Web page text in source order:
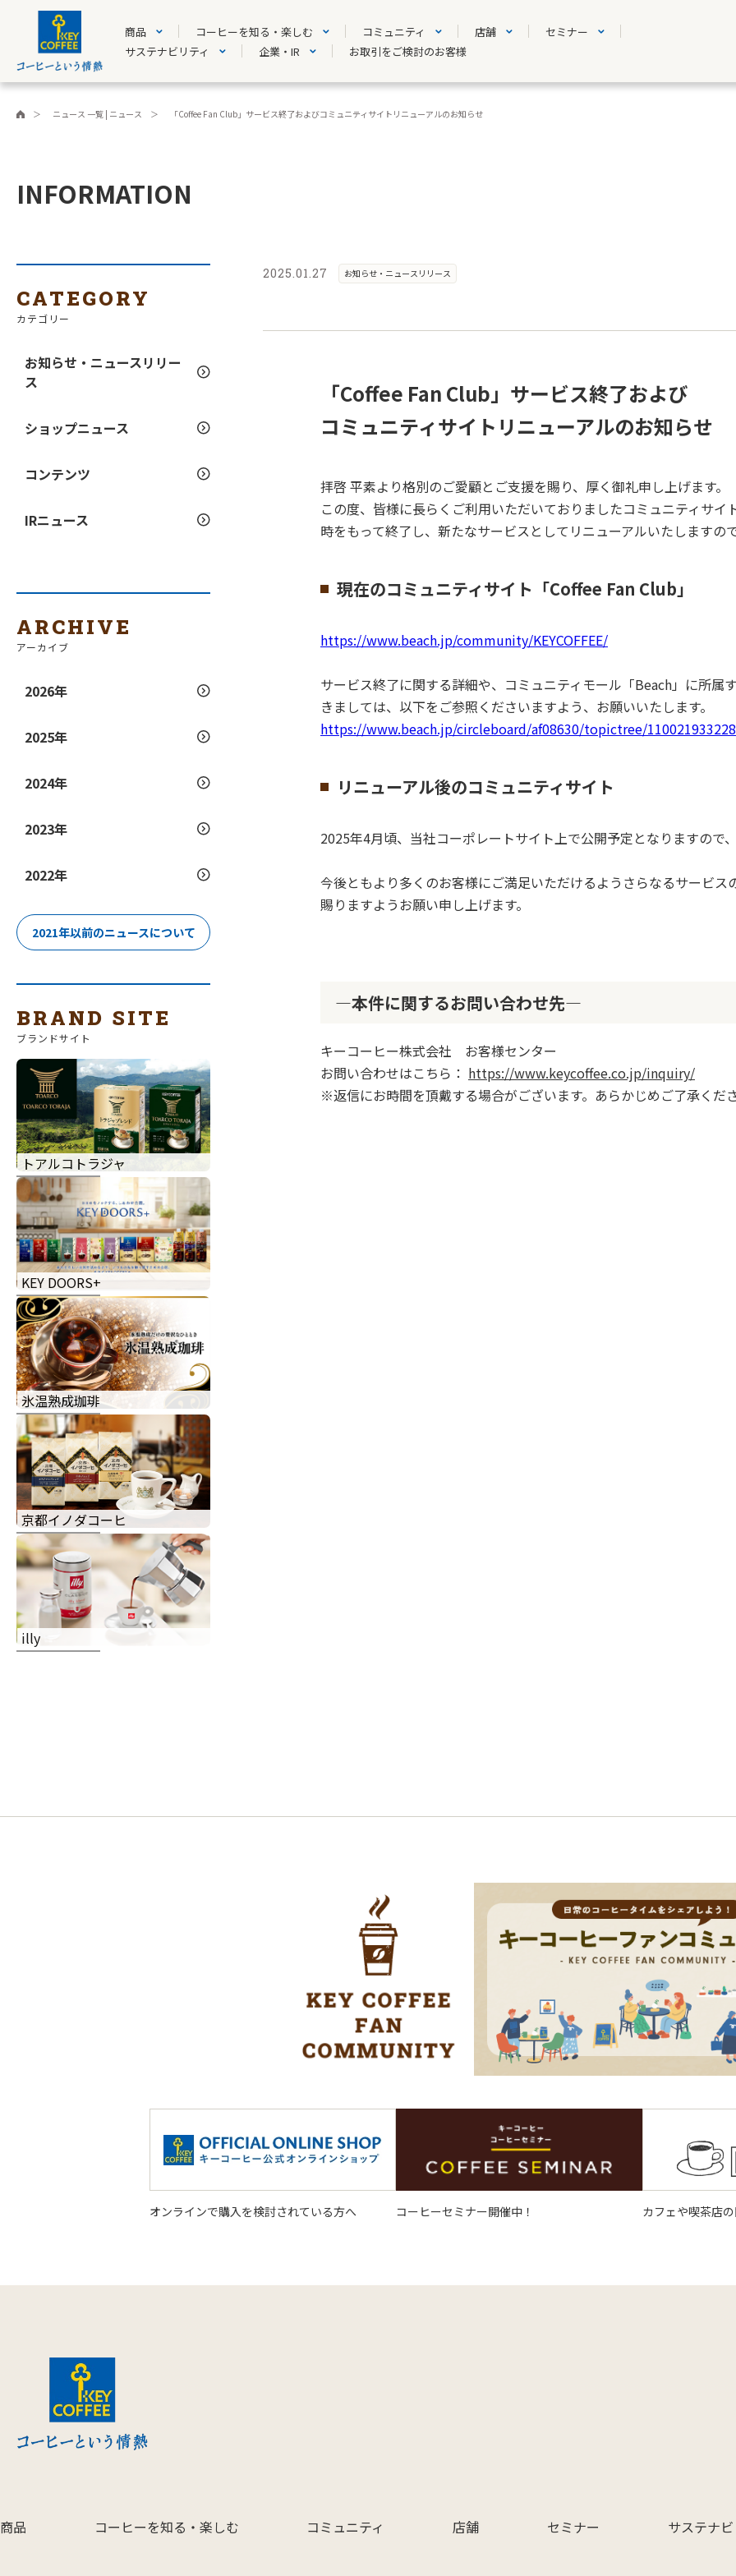
商品 コーヒーを知る・楽しむ コミュニティ 店舗
セミナー
サステナビリティ
企業・IR お取引をご検討のお客様
ニュース 一覧 | ニュース 「Coffee Fan Club」サービス終了およびコミュニティサイトリニューアルのお知らせ
INFORMATION
CATEGORY
カテゴリー
お知らせ・ニュースリリー
ス
ショップニュース
コンテンツ
IRニュース
ARCHIVE
アーカイブ
2026年
2025年
2024年
2023年
2022年
2021年以前のニュースについて
BRAND SITE
ブランドサイト
トアルコトラジャ
KEY DOORS+
氷温熟成珈琲
京都イノダコーヒ
illy
2025.01.27 お知らせ・ニュースリリース
「Coffee Fan Club」サービス終了および
コミュニティサイトリニューアルのお知らせ
拝啓 平素より格別のご愛顧とご支援を賜り、厚く御礼申し上げます。
この度、皆様に長らくご利用いただいておりましたコミュニティサ
時をもって終了し、新たなサービスとしてリニューアルいたしますの
現在のコミュニティサイト「Coffee Fan Club」
https://www.beach.jp/community/KEYCOFFEE/
サービス終了に関する詳細や、コミュニティモール「Beach」に所属
きましては、以下をご参照くださいますよう、お願いいたします。
https://www.beach.jp/circleboard/af08630/topictree/
リニューアル後のコミュニティサイト
2025年4月頃、当社コーポレートサイト上で公開予定となりますので
今後ともより多くのお客様にご満足いただけるようさらなるサービ
賜りますようお願い申し上げます。
―本件に関するお問い合わせ先―
キーコーヒー株式会社 お客様センター
お問い合わせはこちら： https://www.keycoffee.co.jp/inquiry/
※返信にお時間を頂戴する場合がございます。あらかじめご了承くだ
オンラインで購入を検討されている方へ コーヒーセミナー開催中！ カフェや喫茶店
商品 コーヒーを知る・楽しむ コミュニティ 店舗 セミナー サステナ